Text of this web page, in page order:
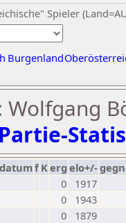
Spieler
Burgenland
Wolfgang
datumf Kerg elo+/-
0
1917
0
1943
0
1879